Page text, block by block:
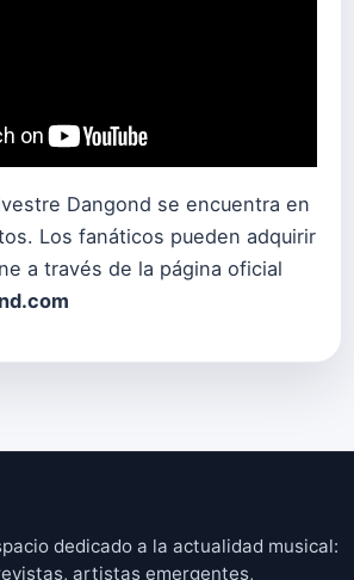
Dangond se encuentra en
Los fanáticos pueden adquirir
a través de la página oficial
dedicado a la actualidad musical:
artistas emergentes,